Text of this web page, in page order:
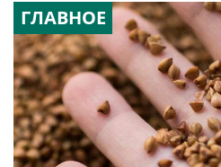
ГЛАВНОЕ